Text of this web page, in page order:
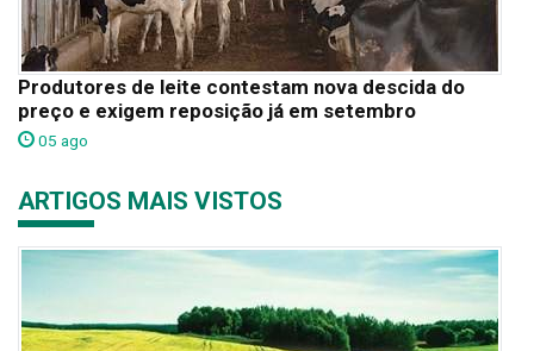
Produtores de leite contestam nova descida do
preço e exigem reposição já em setembro
05 ago
ARTIGOS MAIS VISTOS